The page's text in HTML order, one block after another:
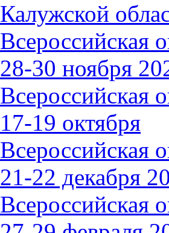
Калужской
Всероссийская
28-30 ноября
Всероссийская
17-19 октября
Всероссийская
21-22 декабря
Всероссийская